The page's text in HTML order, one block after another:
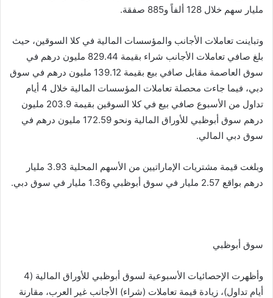
مليار سهم خلال 128 ألفاً و885 صفقة.
وتباينت تعاملات الأجانب والمؤسسات المالية في كلا السوقين، حيث
بلغ صافي تعاملات الأجانب شراء بقيمة 829.44 مليون درهم في
سوق العاصمة مقابل صافي بيع بقيمة 139.12 مليون درهم في سوق
دبي، فيما جاءت محصلة تعاملات المؤسسات المالية خلال 4 أيام
تداول من الأسبوع صافي بيع في كلا السوقين بقيمة 203.9 مليون
درهم سوق أبوظبي للأوراق المالية ونحو 172.59 مليون درهم في
سوق دبي المالي.
وبلغت قيمة مشتريات الإماراتيين من الأسهم المحلية 3.93 مليار
درهم بواقع 2.57 مليار في سوق أبوظبي و1.36 مليار في سوق دبي.
سوق أبوظبي
وأظهرت الإحصائيات الأسبوعية لسوق أبوظبي للأوراق المالية (4
أيام تداول)، زيادة قيمة تعاملات (شراء) الأجانب غير العرب، مقارنة